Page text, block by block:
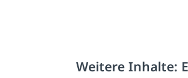
Weitere Inhalte: